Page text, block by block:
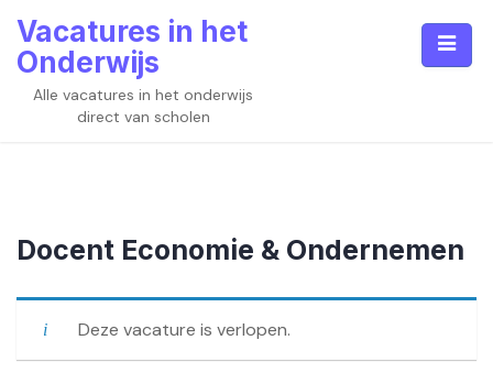
content
Vacatures in het
Onderwijs
Alle vacatures in het onderwijs
direct van scholen
Docent Economie & Ondernemen
Deze vacature is verlopen.